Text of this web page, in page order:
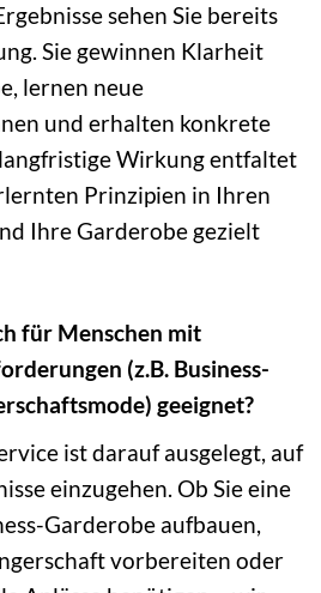
sehen Sie bereits
Sie gewinnen Klarheit
lernen neue
und erhalten konkrete
Wirkung entfaltet
Prinzipien in Ihren
Ihre Garderobe gezielt
für Menschen mit
(z.B. Business-
geeignet?
ist darauf ausgelegt, auf
einzugehen. Ob Sie eine
Garderobe aufbauen,
vorbereiten oder